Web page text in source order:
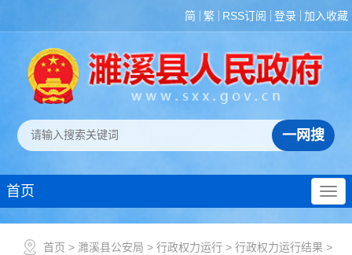
简 繁 RSS订阅 登录 加入收藏
首页
首页 > 濉溪县公安局 > 行政权力运行 > 行政权力运行结果 >